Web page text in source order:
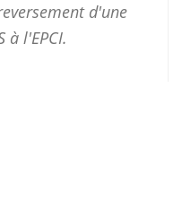
d'une
à l'EPCI.